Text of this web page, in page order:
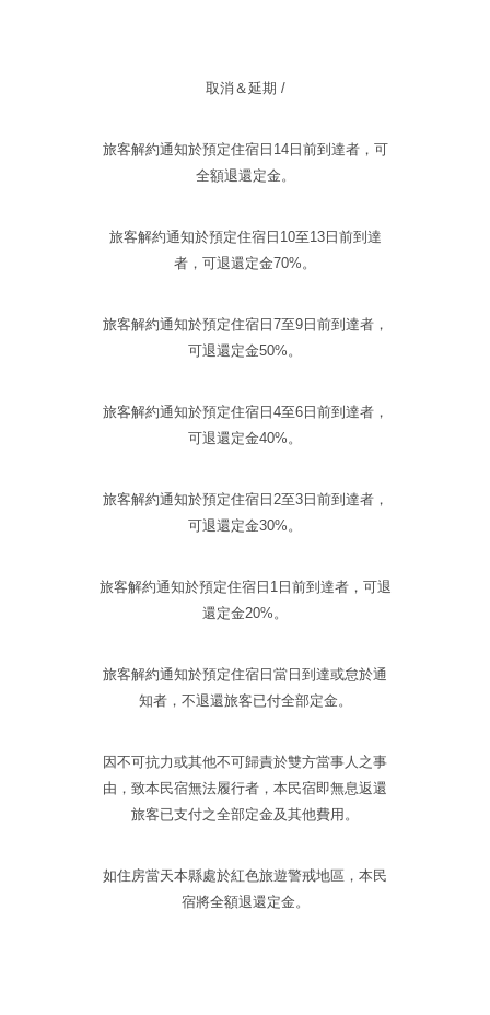
取消＆延期 /
旅客解約通知於預定住宿日14日前到達者，可
全額退還定金。
旅客解約通知於預定住宿日10至13日前到達
者，可退還定金70%。
旅客解約通知於預定住宿日7至9日前到達者，
可退還定金50%。
旅客解約通知於預定住宿日4至6日前到達者，
可退還定金40%。
旅客解約通知於預定住宿日2至3日前到達者，
可退還定金30%。
旅客解約通知於預定住宿日1日前到達者，可退
還定金20%。
旅客解約通知於預定住宿日當日到達或怠於通
知者，不退還旅客已付全部定金。
因不可抗力或其他不可歸責於雙方當事人之事
由，致本民宿無法履行者，本民宿即無息返還
旅客已支付之全部定金及其他費用。
如住房當天本縣處於紅色旅遊警戒地區，本民
宿將全額退還定金。